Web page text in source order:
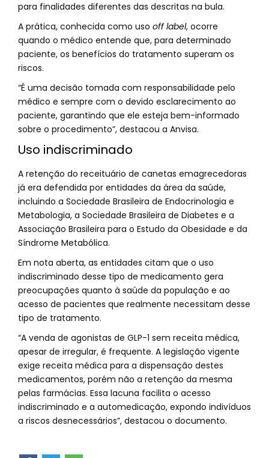
para finalidades diferentes das descritas na bula.
A prática, conhecida como uso off label, ocorre
quando o médico entende que, para determinado
paciente, os benefícios do tratamento superam os
riscos.
“É uma decisão tomada com responsabilidade pelo
médico e sempre com o devido esclarecimento ao
paciente, garantindo que ele esteja bem-informado
sobre o procedimento”, destacou a Anvisa.
Uso indiscriminado
A retenção do receituário de canetas emagrecedoras
já era defendida por entidades da área da saúde,
incluindo a Sociedade Brasileira de Endocrinologia e
Metabologia, a Sociedade Brasileira de Diabetes e a
Associação Brasileira para o Estudo da Obesidade e da
Síndrome Metabólica.
Em nota aberta, as entidades citam que o uso
indiscriminado desse tipo de medicamento gera
preocupações quanto à saúde da população e ao
acesso de pacientes que realmente necessitam desse
tipo de tratamento.
“A venda de agonistas de GLP-1 sem receita médica,
apesar de irregular, é frequente. A legislação vigente
exige receita médica para a dispensação destes
medicamentos, porém não a retenção da mesma
pelas farmácias. Essa lacuna facilita o acesso
indiscriminado e a automedicação, expondo indivíduos
a riscos desnecessários”, destacou o documento.